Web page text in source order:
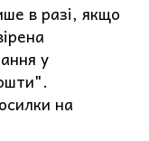
в разі, якщо
у
на